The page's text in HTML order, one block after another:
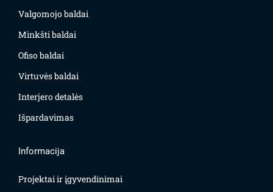
Valgomojo baldai
Minkšti baldai
Ofiso baldai
Virtuvės baldai
Interjero detalės
Išpardavimas
Informacija
Projektai ir įgyvendinimai